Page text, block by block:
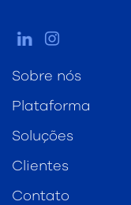
Sobre nós
Plataforma
Soluções
Clientes
Contato